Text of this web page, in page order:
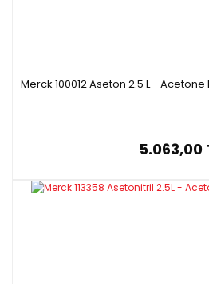
Merck 100012 Aseton 2.5 L -
5.063,00